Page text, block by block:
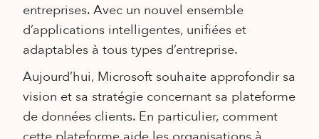
entreprises. Avec un nouvel ensemble
d’applications intelligentes, unifiées et
adaptables à tous types d’entreprise.
Aujourd’hui, Microsoft souhaite approfondir sa
vision et sa stratégie concernant sa plateforme
de données clients. En particulier, comment